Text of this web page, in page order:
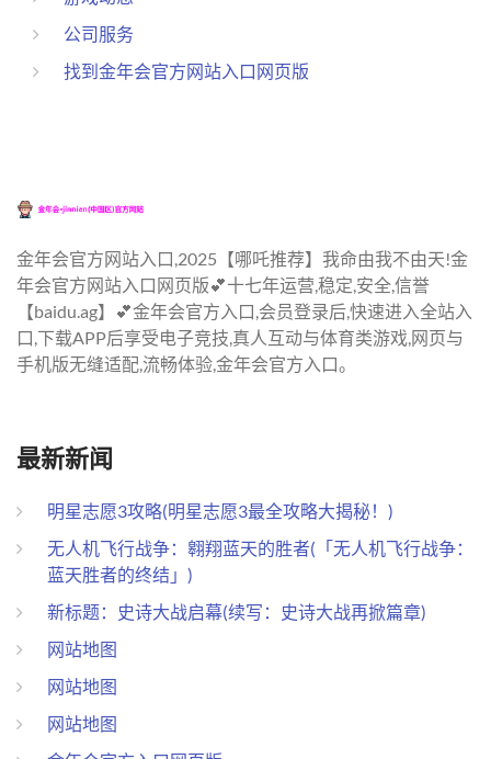
公司服务
找到金年会官方网站入口网页版
金年会官方网站入口,2025【哪吒推荐】我命由我不由天!金
年会官方网站入口网页版💕十七年运营,稳定,安全,信誉
【baidu.ag】💕金年会官方入口,会员登录后,快速进入全站入
口,下载APP后享受电子竞技,真人互动与体育类游戏,网页与
手机版无缝适配,流畅体验,金年会官方入口。
最新新闻
明星志愿3攻略(明星志愿3最全攻略大揭秘！)
无人机飞行战争：翱翔蓝天的胜者(「无人机飞行战争：
蓝天胜者的终结」)
新标题：史诗大战启幕(续写：史诗大战再掀篇章)
网站地图
网站地图
网站地图